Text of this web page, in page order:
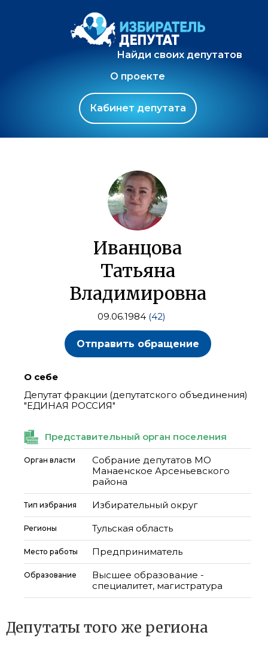
Найди своих депутатов
О проекте
Кабинет депутата
Иванцова
Татьяна
Владимировна
09.06.1984 (42)
Отправить обращение
О себе
Депутат фракции (депутатского объединения)
"ЕДИНАЯ РОССИЯ"
Представительный орган поселения
Орган власти
Собрание депутатов МО
Манаенское Арсеньевского
района
Тип избрания Избирательный округ
Регионы Тульская область
Место работы Предприниматель
Образование
Высшее образование -
специалитет, магистратура
Депутаты того же региона